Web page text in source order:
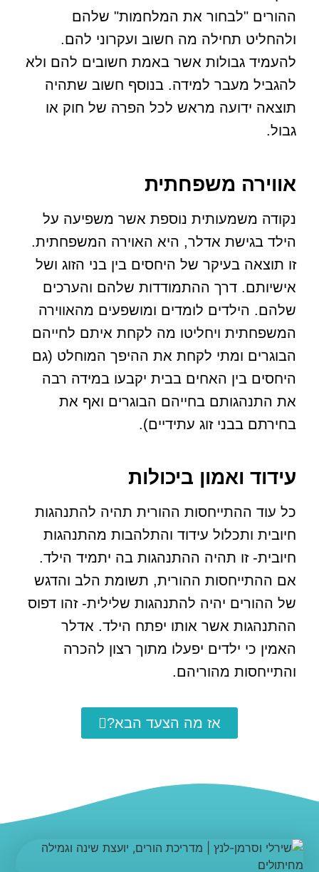
ההורים "לבחור את המלחמות" שלהם
ולהחליט תחילה מה חשוב ועקרוני להם.
להעמיד גבולות אשר באמת חשובים להם ולא
להגביל מעבר למידה. בנוסף חשוב שתהיה
תוצאה ידועה מראש לכל הפרה של חוק או
גבול.
אווירה משפחתית
נקודה משמעותית נוספת אשר משפיעה על
הילד בגישת אדלר, היא האוירה המשפחתית.
זו תוצאה בעיקר של היחסים בין בני הזוג ושל
אישיותם. דרך ההתמודדות שלהם והערכים
שלהם. הילדים לומדים ומושפעים מהאווירה
המשפחתית ויחליטו מה לקחת איתם לחייהם
הבוגרים ומתי לקחת את ההיפך המוחלט (גם
היחסים בין האחים בבית יקבעו במידה רבה
את התנהגותם בחייהם הבוגרים ואף את
בחירתם בבני זוג עתידיים).
עידוד ואמון ביכולות
כל עוד ההתייחסות ההורית תהיה להתנהגות
חיובית ותכלול עידוד והתלהבות מהתנהגות
חיובית- זו תהיה ההתנהגות בה יתמיד הילד.
אם ההתייחסות ההורית, תשומת הלב והדגש
של ההורים יהיה להתנהגות שלילית- זהו דפוס
ההתנהגות אשר אותו יפתח הילד. אדלר
האמין כי ילדים יפעלו מתוך רצון להכרה
והתייחסות מהוריהם.
אז מה הצעד הבא?